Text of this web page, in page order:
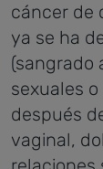
cáncer de
ya se ha
(sangrado
sexuales
después
vaginal,